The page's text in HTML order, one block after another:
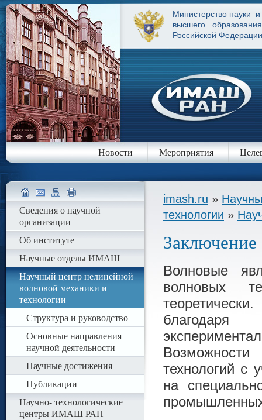
Министерство науки и
высшего образования
Российской Федерации
Новости Мероприятия
imash.ru »
технологии »
Заключение
Волновые
волновых
технологий с
на
Сведения о научной
организации
Об институте
Научные отделы ИМАШ
Научный центр нелинейной
волновой механики и
технологии
Структура и руководство
Основные направления
научной деятельности
Научные достижения
Публикации
Научно- технологические
центры ИМАШ РАН